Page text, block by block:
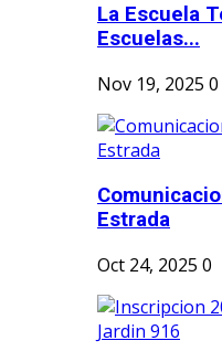
La Escuela
Escuelas...
Nov 19, 2025 0
Estrada
Oct 24, 2025 0